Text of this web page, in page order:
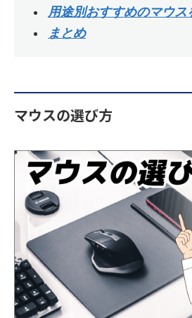
用途別おすすめのマウス
まとめ
マウスの選び方